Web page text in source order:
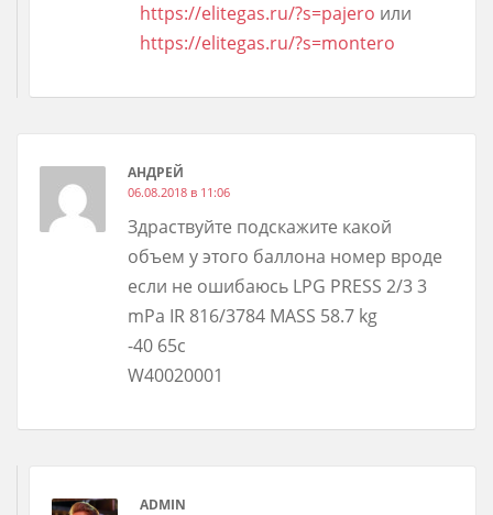
https://elitegas.ru/?s=pajero или
https://elitegas.ru/?s=montero
АНДРЕЙ
06.08.2018 в 11:06
Здраствуйте подскажите какой
объем у этого баллона номер вроде
если не ошибаюсь LPG PRESS 2/3 3
mPa IR 816/3784 MASS 58.7 kg
-40 65c
W40020001
ADMIN